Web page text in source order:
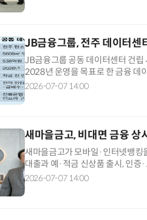
JB금융그룹, 전주 데이터센
JB금융그룹 공동 데이터센터 건립
2028년 운영을 목표로 한 금융 데
IT 기반을 본거지에 내재화하는
2026-07-07 14:00
새마을금고, 비대면 금융 상
새마을금고가 모바일·인터넷뱅킹
대출과 예·적금 신상품 출시, 인
직 방식으로 묶어 운영하는 것이
2026-07-07 14:00